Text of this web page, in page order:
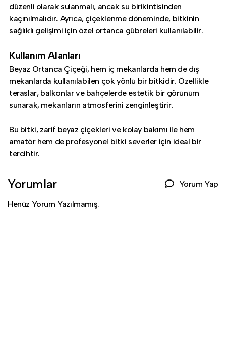
düzenli olarak sulanmalı, ancak su birikintisinden
kaçınılmalıdır. Ayrıca, çiçeklenme döneminde, bitkinin
sağlıklı gelişimi için özel ortanca gübreleri kullanılabilir.
Kullanım Alanları
Beyaz Ortanca Çiçeği, hem iç mekanlarda hem de dış
mekanlarda kullanılabilen çok yönlü bir bitkidir. Özellikle
teraslar, balkonlar ve bahçelerde estetik bir görünüm
sunarak, mekanların atmosferini zenginleştirir.
Bu bitki, zarif beyaz çiçekleri ve kolay bakımı ile hem
amatör hem de profesyonel bitki severler için ideal bir
tercihtir.
Yorumlar Yorum Yap
Henüz Yorum Yazılmamış.